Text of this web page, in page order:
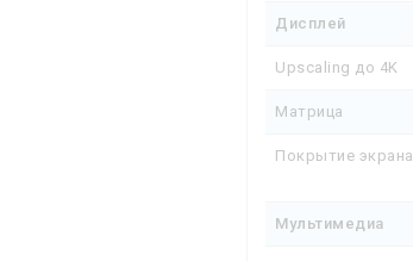
Дисплей
Upscaling до 4K
Матрица
Покрытие экрана
Мультимедиа